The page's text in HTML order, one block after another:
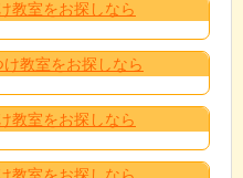
教室をお探しなら
教室をお探しなら
教室をお探しなら
教室をお探しなら